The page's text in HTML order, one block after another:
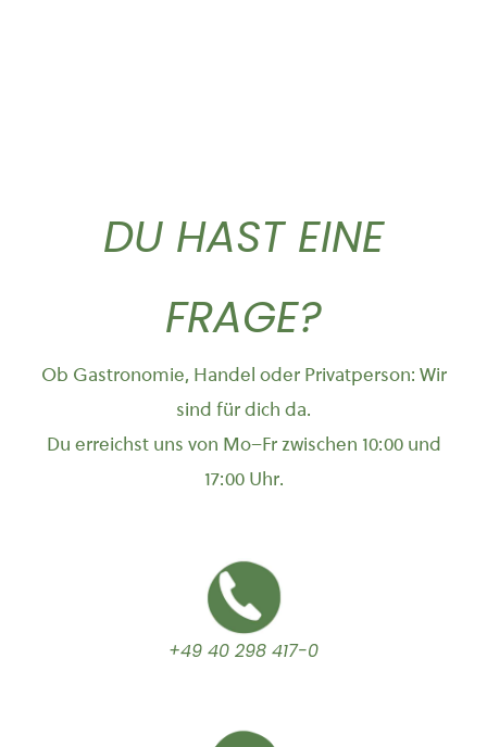
DU HAST EINE
FRAGE?
Ob Gastronomie, Handel oder Privatperson: Wir
sind für dich da.
Du erreichst uns von Mo–Fr zwischen 10:00 und
17:00 Uhr.
+49 40 298 417-0